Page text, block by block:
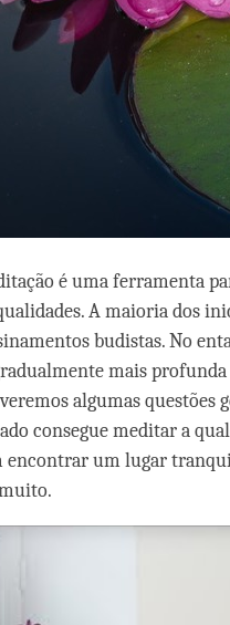
é uma ferramenta
A maioria dos
budistas. No
mais
algumas questões
consegue meditar a
encontrar um lugar